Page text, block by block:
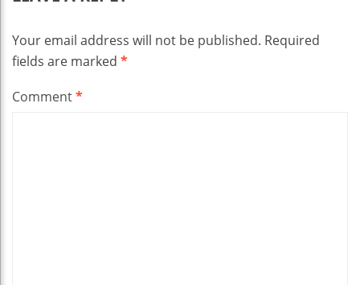
Your email address will not be published. Required
fields are marked *
Comment*